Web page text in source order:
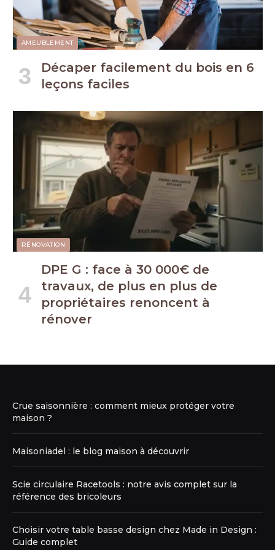
AMEUBLEMENT
Décaper facilement du bois en 6
leçons faciles
RÉNOVATION
DPE G : face à 30 000€ de
travaux, de plus en plus de
propriétaires renoncent à
rénover
Crue saisonnière : comment mieux protéger votre
maison ?
Maisoniadel : le blog maison à découvrir
Scie circulaire Racetools : notre avis complet sur la
référence des bricoleurs
Choisir votre table basse design chez Made in Design :
Guide complet